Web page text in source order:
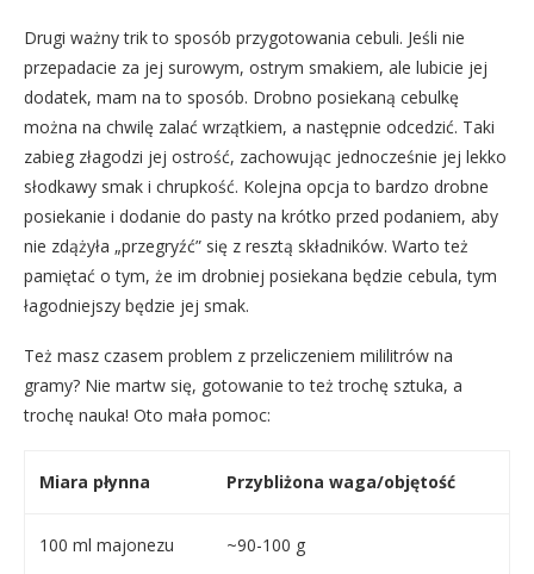
Drugi ważny trik to sposób przygotowania cebuli. Jeśli nie
przepadacie za jej surowym, ostrym smakiem, ale lubicie jej
dodatek, mam na to sposób. Drobno posiekaną cebulkę
można na chwilę zalać wrzątkiem, a następnie odcedzić. Taki
zabieg złagodzi jej ostrość, zachowując jednocześnie jej lekko
słodkawy smak i chrupkość. Kolejna opcja to bardzo drobne
posiekanie i dodanie do pasty na krótko przed podaniem, aby
nie zdążyła „przegryźć” się z resztą składników. Warto też
pamiętać o tym, że im drobniej posiekana będzie cebula, tym
łagodniejszy będzie jej smak.
Też masz czasem problem z przeliczeniem mililitrów na
gramy? Nie martw się, gotowanie to też trochę sztuka, a
trochę nauka! Oto mała pomoc:
Miara płynna Przybliżona waga/objętość
100 ml majonezu ~90-100 g